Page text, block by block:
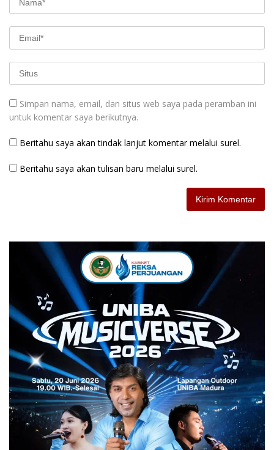
Simpan nama, email, dan situs web saya pada peramban ini
untuk komentar saya berikutnya.
Beritahu saya akan tindak lanjut komentar melalui surel.
Beritahu saya akan tulisan baru melalui surel.